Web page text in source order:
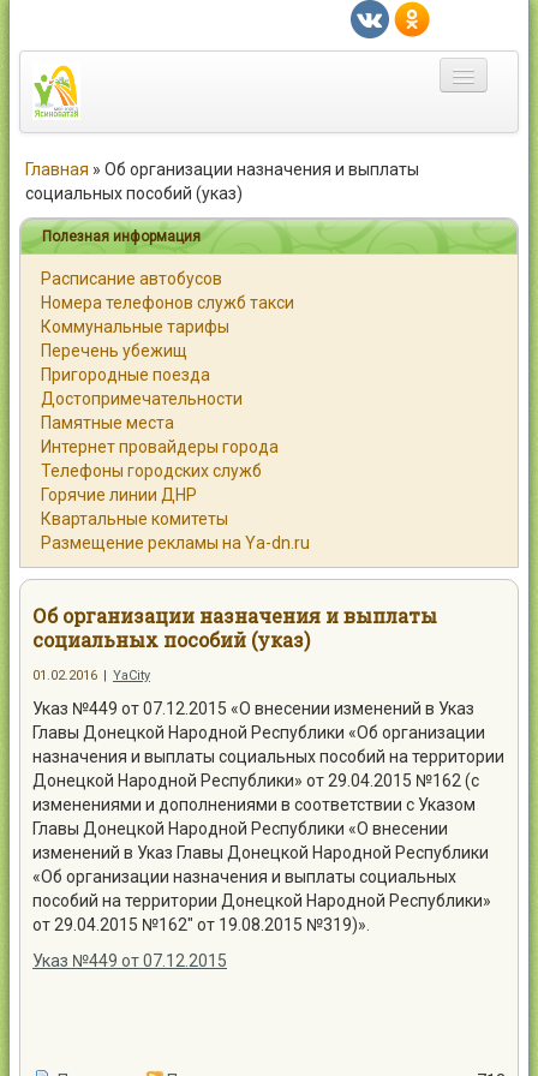
Статьи
Каталог
Справочник
Работа
Объявления
Помощь
Войти
Главная » Об организации назначения и выплаты
социальных пособий (указ)
Полезная информация
Расписание автобусов
Номера телефонов служб такси
Коммунальные тарифы
Перечень убежищ
Пригородные поезда
Достопримечательности
Памятные места
Интернет провайдеры города
Телефоны городских служб
Горячие линии ДНР
Квартальные комитеты
Размещение рекламы на Ya-dn.ru
Об организации назначения и выплаты
социальных пособий (указ)
01.02.2016 | YaCity
Указ №449 от 07.12.2015 «О внесении изменений в Указ
Главы Донецкой Народной Республики «Об организации
назначения и выплаты социальных пособий на территории
Донецкой Народной Республики» от 29.04.2015 №162 (с
изменениями и дополнениями в соответствии с Указом
Главы Донецкой Народной Республики «О внесении
изменений в Указ Главы Донецкой Народной Республики
«Об организации назначения и выплаты социальных
пособий на территории Донецкой Народной Республики»
от 29.04.2015 №162″ от 19.08.2015 №319)».
Указ №449 от 07.12.2015